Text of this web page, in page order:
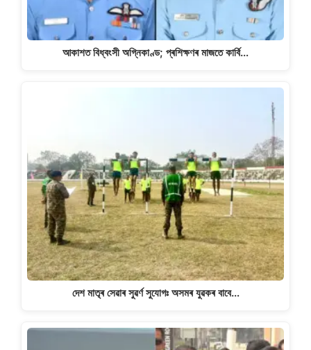
আকাশত বিধ্বংসী অগ্নিকাণ্ড; প্ৰশিক্ষণৰ মাজতে কাৰ্বি…
দেশ মাতৃৰ সেৱাৰ সুৱৰ্ণ সুযোগঃ অসমৰ যুৱকৰ বাবে…